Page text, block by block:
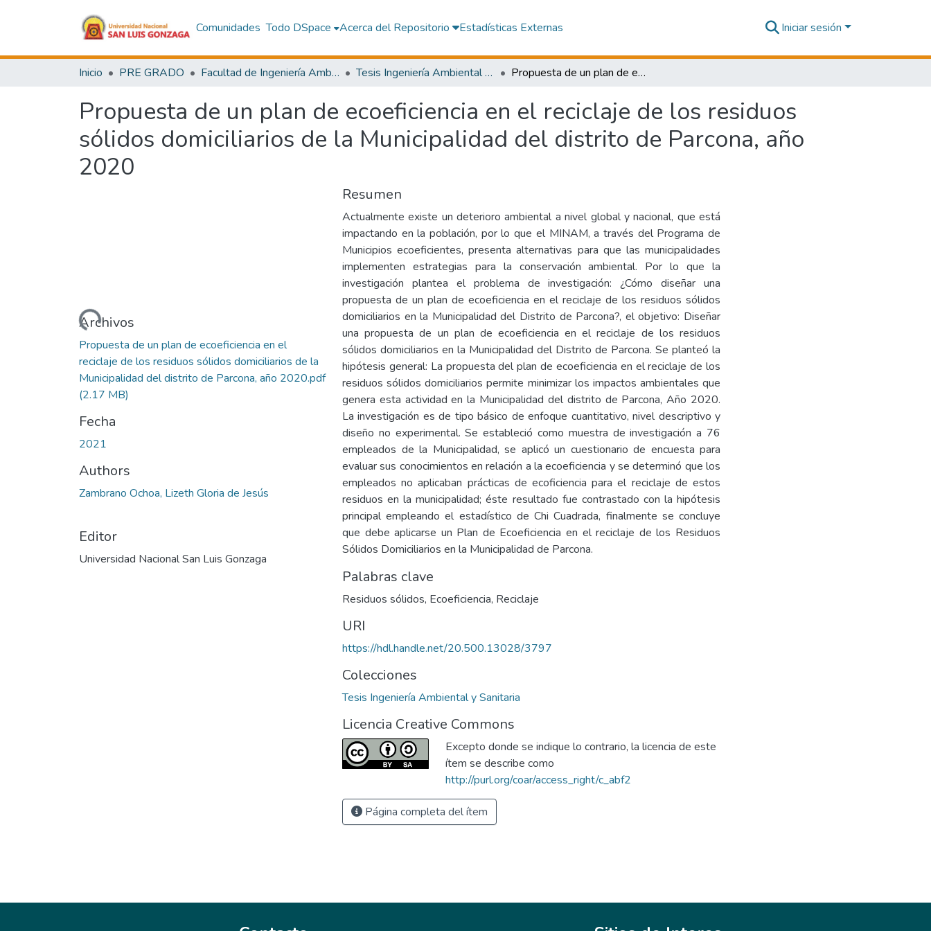
Comunidades Todo DSpace Acerca del Repositorio Estadísticas Externas Iniciar sesión
Inicio PRE GRADO Facultad de Ingeniería Ambiental y Sanitaria Tesis Ingeniería Ambiental y Sanitaria Propuesta de un plan de ecoeficiencia en el reciclaje de los residuos sólidos domiciliarios de la Municipalidad del distrito de Parcona, año 2020
Propuesta de un plan de ecoeficiencia en el reciclaje de los residuos
sólidos domiciliarios de la Municipalidad del distrito de Parcona, año
2020
Cargando...
Archivos
Propuesta de un plan de ecoeficiencia en el
reciclaje de los residuos sólidos domiciliarios de la
Municipalidad del distrito de Parcona, año 2020.pdf
(2.17 MB)
Fecha
2021
Authors
Zambrano Ochoa, Lizeth Gloria de Jesús
Editor
Universidad Nacional San Luis Gonzaga
Resumen
Actualmente existe un deterioro ambiental a nivel global y nacional, que está
impactando en la población, por lo que el MINAM, a través del Programa de
Municipios ecoeficientes, presenta alternativas para que las municipalidades
implementen estrategias para la conservación ambiental. Por lo que la
investigación plantea el problema de investigación: ¿Cómo diseñar una
propuesta de un plan de ecoeficiencia en el reciclaje de los residuos sólidos
domiciliarios en la Municipalidad del Distrito de Parcona?, el objetivo: Diseñar
una propuesta de un plan de ecoeficiencia en el reciclaje de los residuos
sólidos domiciliarios en la Municipalidad del Distrito de Parcona. Se planteó la
hipótesis general: La propuesta del plan de ecoeficiencia en el reciclaje de los
residuos sólidos domiciliarios permite minimizar los impactos ambientales que
genera esta actividad en la Municipalidad del distrito de Parcona, Año 2020.
La investigación es de tipo básico de enfoque cuantitativo, nivel descriptivo y
diseño no experimental. Se estableció como muestra de investigación a 76
empleados de la Municipalidad, se aplicó un cuestionario de encuesta para
evaluar sus conocimientos en relación a la ecoeficiencia y se determinó que los
empleados no aplicaban prácticas de ecoficiencia para el reciclaje de estos
residuos en la municipalidad; éste resultado fue contrastado con la hipótesis
principal empleando el estadístico de Chi Cuadrada, finalmente se concluye
que debe aplicarse un Plan de Ecoeficiencia en el reciclaje de los Residuos
Sólidos Domiciliarios en la Municipalidad de Parcona.
Palabras clave
Residuos sólidos, Ecoeficiencia, Reciclaje
URI
https://hdl.handle.net/20.500.13028/3797
Colecciones
Tesis Ingeniería Ambiental y Sanitaria
Licencia Creative Commons
Excepto donde se indique lo contrario, la licencia de este
ítem se describe como
http://purl.org/coar/access_right/c_abf2
Página completa del ítem